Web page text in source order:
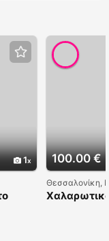
1
την
100.00 €
Θεσσαλονίκη,